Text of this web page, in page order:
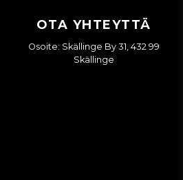
OTA YHTEYTTÄ
Osoite: Skällinge By 31, 432 99
Skällinge